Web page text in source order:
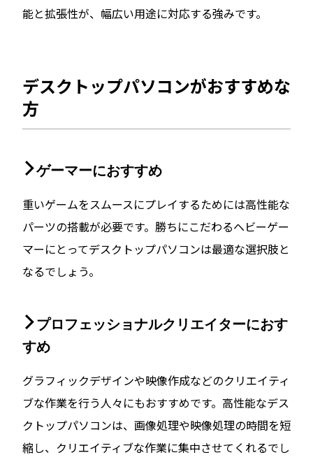
能と拡張性が、幅広い用途に対応する強みです。
デスクトップパソコンがおすすめな
方
ゲーマーにおすすめ
重いゲームをスムースにプレイするためには高性能な
パーツの搭載が必要です。勝ちにこだわるヘビーゲー
マーにとってデスクトップパソコンは最適な選択肢と
なるでしょう。
プロフェッショナルクリエイターにおす
すめ
グラフィックデザインや映像作成などのクリエイティ
ブな作業を行う人々にもおすすめです。高性能なデス
クトップパソコンは、画像処理や映像処理の時間を短
縮し、クリエイティブな作業に集中させてくれるでし